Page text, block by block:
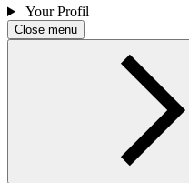
Your Profil
Close menu